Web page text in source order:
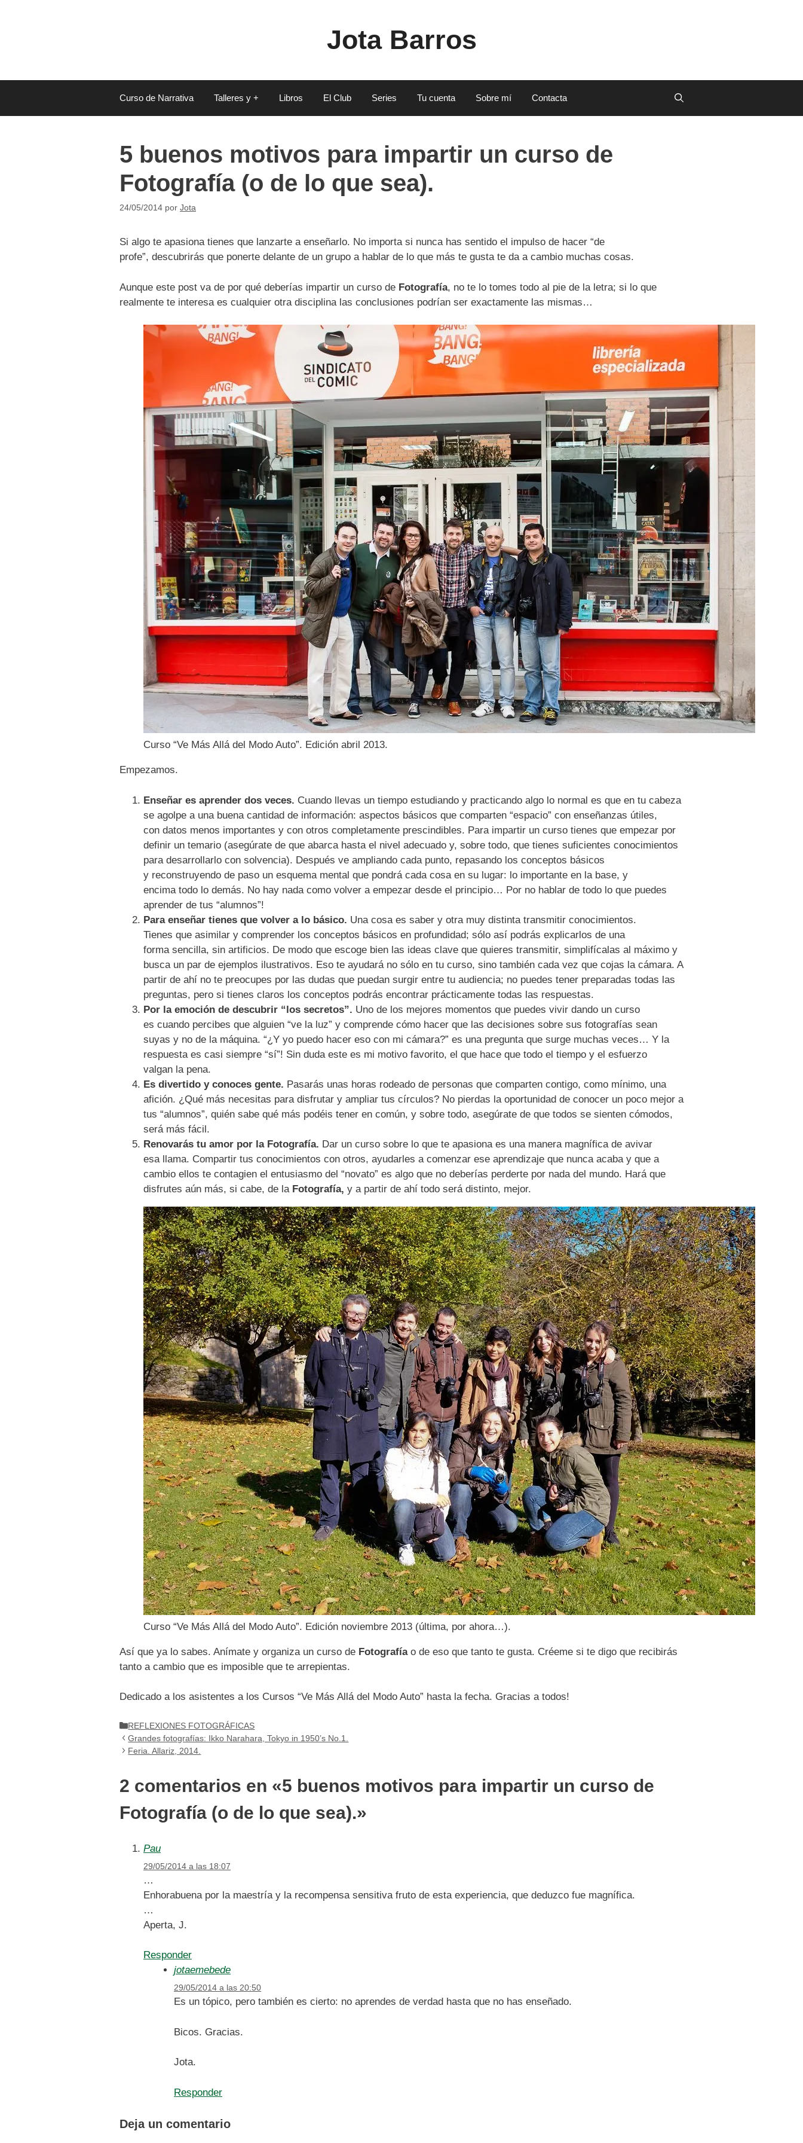
Jota Barros
Curso de Narrativa Talleres y + Libros El Club Series Tu cuenta Sobre mí Contacta
5 buenos motivos para impartir un curso de
Fotografía (o de lo que sea).
24/05/2014 por Jota
Si algo te apasiona tienes que lanzarte a enseñarlo. No importa si nunca has sentido el impulso de hacer “de
profe”, descubrirás que ponerte delante de un grupo a hablar de lo que más te gusta te da a cambio muchas cosas.
Aunque este post va de por qué deberías impartir un curso de Fotografía, no te lo tomes todo al pie de la letra; si lo que
realmente te interesa es cualquier otra disciplina las conclusiones podrían ser exactamente las mismas…
Curso “Ve Más Allá del Modo Auto”. Edición abril 2013.
Empezamos.
Enseñar es aprender dos veces. Cuando llevas un tiempo estudiando y practicando algo lo normal es que en tu cabeza
se agolpe a una buena cantidad de información: aspectos básicos que comparten “espacio” con enseñanzas útiles,
con datos menos importantes y con otros completamente prescindibles. Para impartir un curso tienes que empezar por
definir un temario (asegúrate de que abarca hasta el nivel adecuado y, sobre todo, que tienes suficientes conocimientos
para desarrollarlo con solvencia). Después ve ampliando cada punto, repasando los conceptos básicos
y reconstruyendo de paso un esquema mental que pondrá cada cosa en su lugar: lo importante en la base, y
encima todo lo demás. No hay nada como volver a empezar desde el principio… Por no hablar de todo lo que puedes
aprender de tus “alumnos”!
Para enseñar tienes que volver a lo básico. Una cosa es saber y otra muy distinta transmitir conocimientos.
Tienes que asimilar y comprender los conceptos básicos en profundidad; sólo así podrás explicarlos de una
forma sencilla, sin artificios. De modo que escoge bien las ideas clave que quieres transmitir, simplifícalas al máximo y
busca un par de ejemplos ilustrativos. Eso te ayudará no sólo en tu curso, sino también cada vez que cojas la cámara. A
partir de ahí no te preocupes por las dudas que puedan surgir entre tu audiencia; no puedes tener preparadas todas las
preguntas, pero si tienes claros los conceptos podrás encontrar prácticamente todas las respuestas.
Por la emoción de descubrir “los secretos”. Uno de los mejores momentos que puedes vivir dando un curso
es cuando percibes que alguien “ve la luz” y comprende cómo hacer que las decisiones sobre sus fotografías sean
suyas y no de la máquina. “¿Y yo puedo hacer eso con mi cámara?” es una pregunta que surge muchas veces… Y la
respuesta es casi siempre “sí”! Sin duda este es mi motivo favorito, el que hace que todo el tiempo y el esfuerzo
valgan la pena.
Es divertido y conoces gente. Pasarás unas horas rodeado de personas que comparten contigo, como mínimo, una
afición. ¿Qué más necesitas para disfrutar y ampliar tus círculos? No pierdas la oportunidad de conocer un poco mejor a
tus “alumnos”, quién sabe qué más podéis tener en común, y sobre todo, asegúrate de que todos se sienten cómodos,
será más fácil.
Renovarás tu amor por la Fotografía. Dar un curso sobre lo que te apasiona es una manera magnífica de avivar
esa llama. Compartir tus conocimientos con otros, ayudarles a comenzar ese aprendizaje que nunca acaba y que a
cambio ellos te contagien el entusiasmo del “novato” es algo que no deberías perderte por nada del mundo. Hará que
disfrutes aún más, si cabe, de la Fotografía, y a partir de ahí todo será distinto, mejor.
Curso “Ve Más Allá del Modo Auto”. Edición noviembre 2013 (última, por ahora…).
Así que ya lo sabes. Anímate y organiza un curso de Fotografíao de eso que tanto te gusta. Créeme si te digo que recibirás
tanto a cambio que es imposible que te arrepientas.
Dedicado a los asistentes a los Cursos “Ve Más Allá del Modo Auto” hasta la fecha. Gracias a todos!
Categorías
REFLEXIONES FOTOGRÁFICAS
Grandes fotografías: Ikko Narahara, Tokyo in 1950’s No.1.
Feria. Allariz, 2014.
2 comentarios en «5 buenos motivos para impartir un curso de
Fotografía (o de lo que sea).»
Pau
29/05/2014 a las 18:07
…
Enhorabuena por la maestría y la recompensa sensitiva fruto de esta experiencia, que deduzco fue magnífica.
…
Aperta, J.
Responder
jotaemebede
29/05/2014 a las 20:50
Es un tópico, pero también es cierto: no aprendes de verdad hasta que no has enseñado.
Bicos. Gracias.
Jota.
Responder
Deja un comentario